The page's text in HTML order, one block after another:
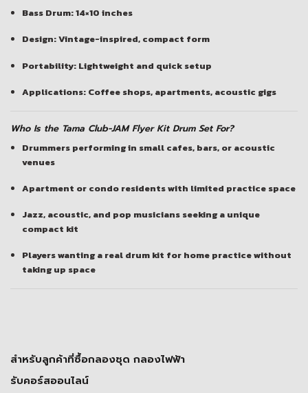
Bass Drum: 14×10 inches
Design: Vintage-inspired, compact form
Portability: Lightweight and quick setup
Applications: Coffee shops, apartments, acoustic gigs
Who Is the Tama Club-JAM Flyer Kit Drum Set For?
Drummers performing in small cafes, bars, or acoustic
venues
Apartment or condo residents with limited practice space
Jazz, acoustic, and pop musicians seeking a unique
compact kit
Players wanting a real drum kit for home practice without
taking up space
สำหรับลูกค้าที่ซื้อกลองชุด กลองไฟฟ้า
รับคอร์สออนไลน์